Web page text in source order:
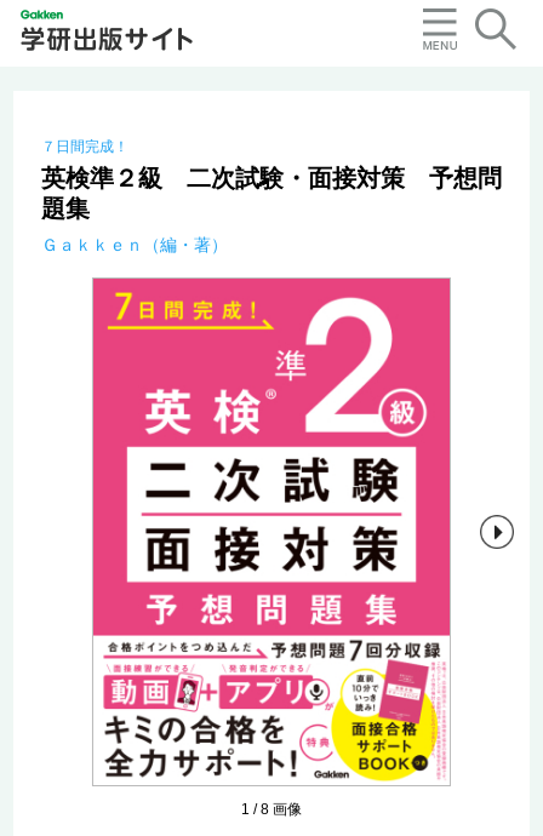
７日間完成！
英検準２級 二次試験・面接対策 予想問
題集
Ｇａｋｋｅｎ（編・著）
1 /8画像